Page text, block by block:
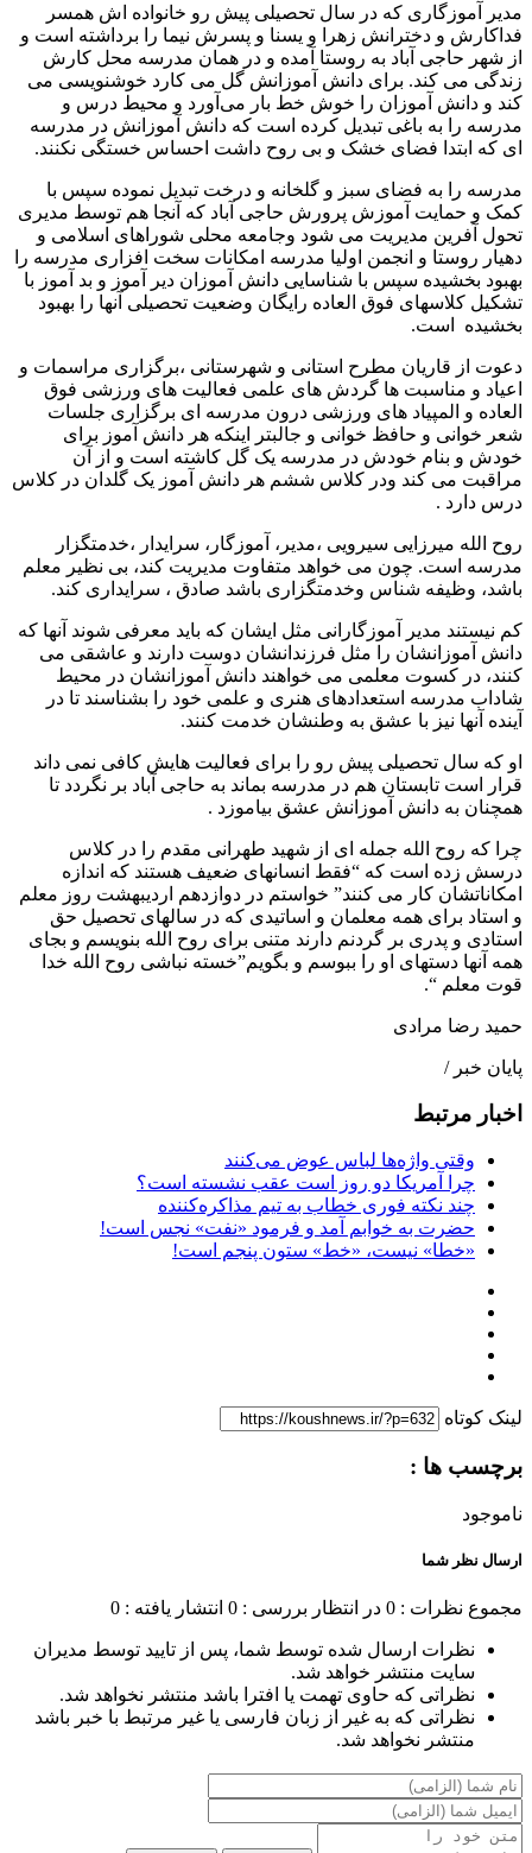
مدیر آموزگاری که در سال تحصیلی پیش رو خانواده اش همسر
فداکارش و دخترانش زهرا و یسنا و پسرش نیما را برداشته است و
از شهر حاجی آباد به روستا آمده و در همان مدرسه محل کارش
زندگی می کند. برای دانش آموزانش گل می کارد خوشنویسی می
کند و دانش آموزان را خوش خط بار می‌آورد و محیط درس و
مدرسه را به باغی تبدیل کرده است که دانش آموزانش در مدرسه
ای که ابتدا فضای خشک و بی روح داشت احساس خستگی نکنند.
مدرسه را به فضای سبز و گلخانه و درخت تبدیل نموده سپس با
کمک و حمایت آموزش پرورش حاجی آباد که آنجا هم توسط مدیری
تحول آفرین مدیریت می شود وجامعه محلی شوراهای اسلامی و
دهیار روستا و انجمن اولیا مدرسه امکانات سخت افزاری مدرسه را
بهبود بخشیده سپس با شناسایی دانش آموزان دیر آموز و بد آموز با
تشکیل کلاسهای فوق العاده رایگان وضعیت تحصیلی آنها را بهبود
بخشیده است.
دعوت از قاریان مطرح استانی و شهرستانی ،برگزاری مراسمات و
اعیاد و مناسبت ها گردش های علمی فعالیت های ورزشی فوق
العاده و المپیاد های ورزشی درون مدرسه ای برگزاری جلسات
شعر خوانی و حافظ خوانی و جالبتر اینکه هر دانش آموز برای
خودش و بنام خودش در مدرسه یک گل کاشته است و از آن
مراقبت می کند ودر کلاس ششم هر دانش آموز یک گلدان در کلاس
درس دارد .
روح الله میرزایی سیرویی ،مدیر، آموزگار، سرایدار ،خدمتگزار
مدرسه است. چون می خواهد متفاوت مدیریت کند، بی نظیر معلم
باشد، وظیفه شناس وخدمتگزاری باشد صادق ، سرایداری کند.
کم نیستند مدیر آموزگارانی مثل ایشان که باید معرفی شوند آنها که
دانش آموزانشان را مثل فرزندانشان دوست دارند و عاشقی می
کنند، در کسوت معلمی می خواهند دانش آموزانشان در محیط
شاداب مدرسه استعدادهای هنری و علمی خود را بشناسند تا در
آینده آنها نیز با عشق به وطنشان خدمت کنند.
او که سال تحصیلی پیش رو را برای فعالیت هایش کافی نمی داند
قرار است تابستان هم در مدرسه بماند به حاجی آباد بر نگردد تا
همچنان به دانش آموزانش عشق بیاموزد .
چرا که روح الله جمله ای از شهید طهرانی مقدم را در کلاس
درسش زده است که “فقط انسانهای ضعیف هستند که اندازه
امکاناتشان کار می کنند” خواستم در دوازدهم اردیبهشت روز معلم
و استاد برای همه معلمان و اساتیدی که در سالهای تحصیل حق
استادی و پدری بر گردنم دارند متنی برای روح الله بنویسم و بجای
همه آنها دستهای او را ببوسم و بگویم”خسته نباشی روح الله خدا
قوت معلم “.
حمید رضا مرادی
پایان خبر /
اخبار مرتبط
وقتی واژه‌ها لباس عوض می‌کنند
چرا آمریکا دو روز است عقب نشسته است؟
چند نکته فوری خطاب به تیم مذاکره‌کننده
حضرت به خوابم آمد و فرمود «نفت» نجس است!
«خطا» نیست، «خط» ستون پنجم است!
لینک کوتاه
برچسب ها :
ناموجود
ارسال نظر شما
مجموع نظرات : 0 در انتظار بررسی : 0 انتشار یافته : 0
نظرات ارسال شده توسط شما، پس از تایید توسط مدیران
سایت منتشر خواهد شد.
نظراتی که حاوی تهمت یا افترا باشد منتشر نخواهد شد.
نظراتی که به غیر از زبان فارسی یا غیر مرتبط با خبر باشد
منتشر نخواهد شد.